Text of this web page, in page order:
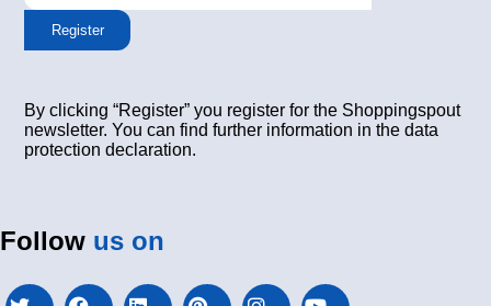
Register
By clicking “Register” you register for the Shoppingspout
newsletter. You can find further information in the data
protection declaration.
Follow us on